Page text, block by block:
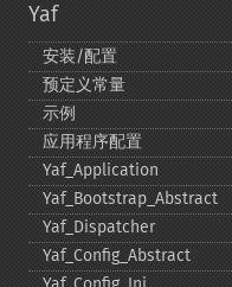
Yaf
安装/配置
预定义常量
示例
应用程序配置
Yaf_​Application
Yaf_​Bootstrap_​Abstract
Yaf_​Dispatcher
Yaf_​Config_​Abstract